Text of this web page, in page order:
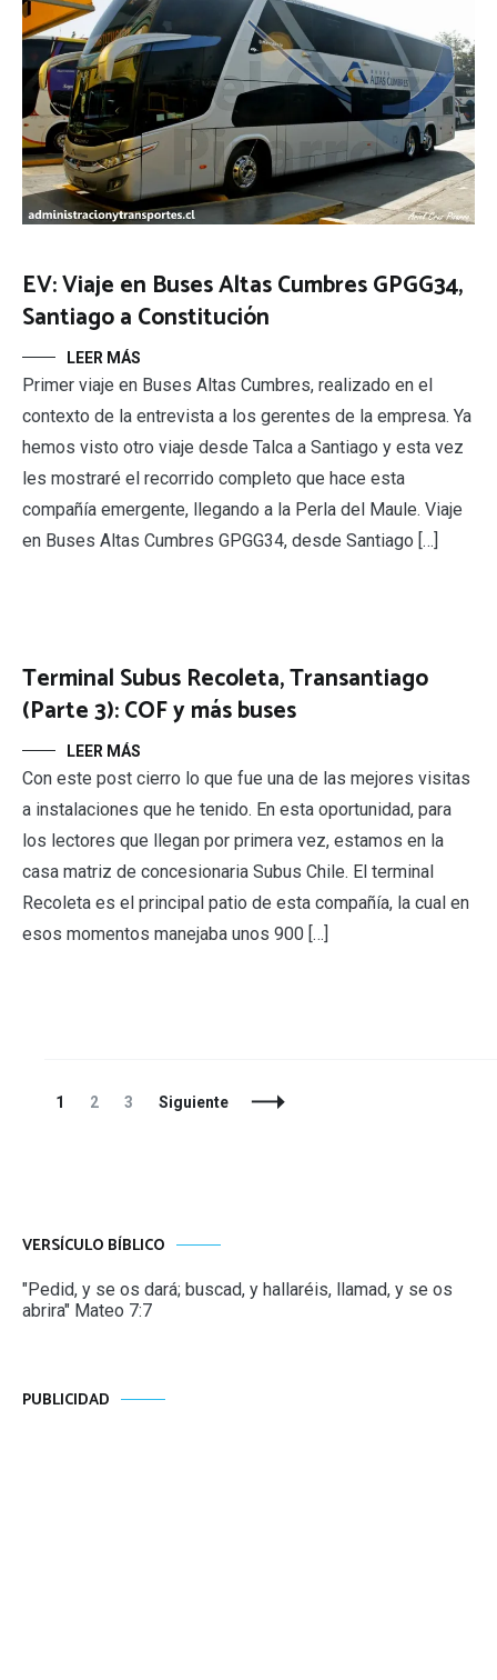
EV: Viaje en Buses Altas Cumbres GPGG34,
Santiago a Constitución
LEER MÁS
Primer viaje en Buses Altas Cumbres, realizado en el
contexto de la entrevista a los gerentes de la empresa. Ya
hemos visto otro viaje desde Talca a Santiago y esta vez
les mostraré el recorrido completo que hace esta
compañía emergente, llegando a la Perla del Maule. Viaje
en Buses Altas Cumbres GPGG34, desde Santiago […]
Terminal Subus Recoleta, Transantiago
(Parte 3): COF y más buses
LEER MÁS
Con este post cierro lo que fue una de las mejores visitas
a instalaciones que he tenido. En esta oportunidad, para
los lectores que llegan por primera vez, estamos en la
casa matriz de concesionaria Subus Chile. El terminal
Recoleta es el principal patio de esta compañía, la cual en
esos momentos manejaba unos 900 […]
Navegación
Página
1 Página
2 Página
3 Siguiente
VERSÍCULO BÍBLICO
"Pedid, y se os dará; buscad, y hallaréis, llamad, y se os
abrira" Mateo 7:7
PUBLICIDAD